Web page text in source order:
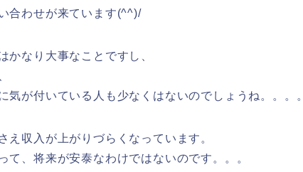
合わせが来ています(^^)/
かなり大事なことですし、
気が付いている人も少なくはないのでしょうね。。。。
え収入が上がりづらくなっています。
て、将来が安泰なわけではないのです。。。